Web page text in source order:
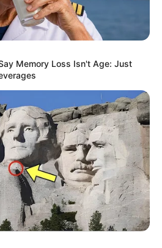
Memory Loss Isn't Age: Just